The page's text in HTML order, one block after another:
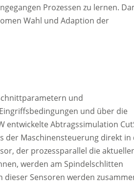
Prozessen zu lernen.
Wahl und Adaption der
und
und über die
entwickelte Abtragssimulation
der Maschinensteuerung direkt in
der prozessparallel die
werden am Spindelschlitten
Sensoren werden